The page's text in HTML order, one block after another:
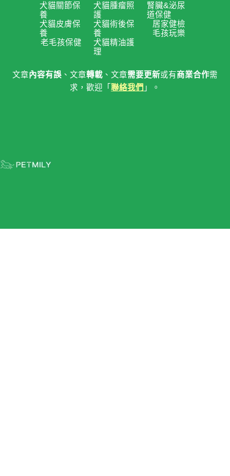
犬貓關節保
養
犬貓皮膚保
養
老毛孩保健
犬貓腫瘤照
護
犬貓術後保
養
犬貓精油護
理
腎臟&泌尿
道保健
居家健檢
毛孩玩樂
文章內容有誤 、文章轉載 、文章需要更新或有商業合作需
求，歡迎「 聯絡我們 」。